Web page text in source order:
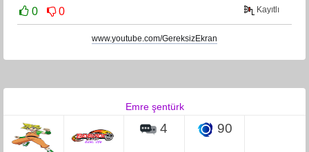
0 0 Kayıtlı
www.youtube.com/GereksizEkran
Emre şentürk
4 90